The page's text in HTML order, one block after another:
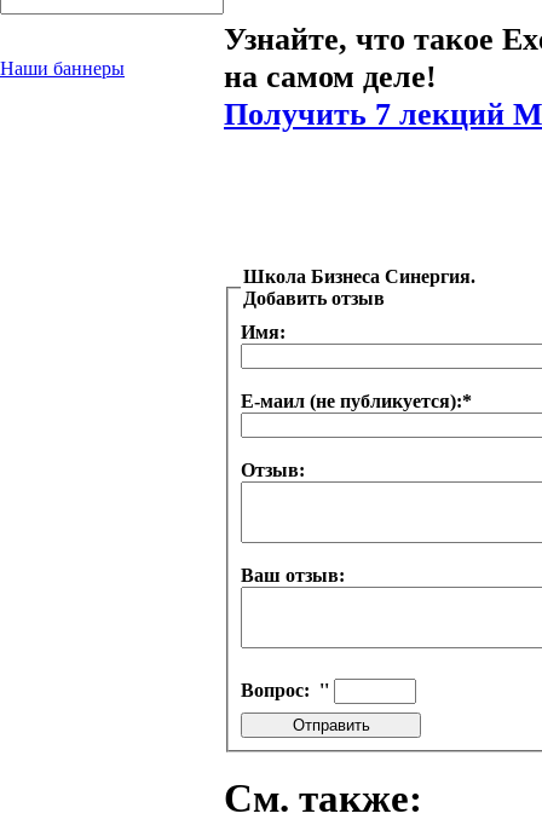
Наши баннеры
Узнайте, что такое
на самом деле!
Получить 7 лекций
Школа Бизнеса Синергия.
Добавить отзыв
Имя:
Е-маил (не публикуется):*
Отзыв:
Ваш отзыв:
Вопрос: ''
См. также: